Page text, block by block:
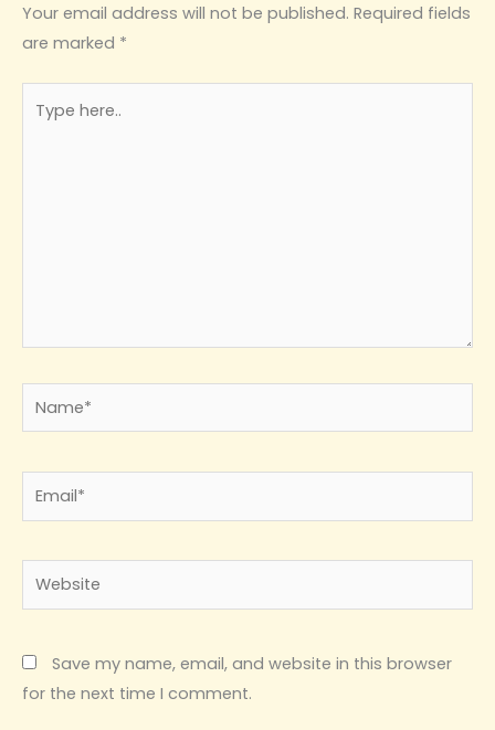
Your email address will not be published. Required fields
are marked *
here..
Email*
Website
Save my name, email, and website in this browser
for the next time I comment.